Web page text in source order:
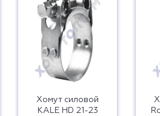
Хомут силовой
KALE HD 21-23